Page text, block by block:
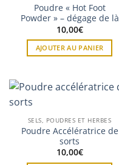
Poudre « Hot Foot
Powder » – dégage de là
10,00€
AJOUTER AU PANIER
SELS, POUDRES ET HERBES
Poudre Accélératrice de
sorts
10,00€